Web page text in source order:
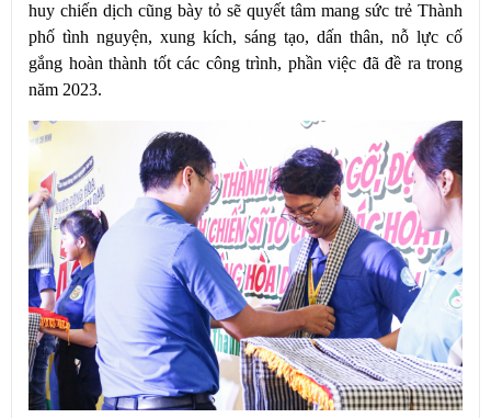
huy chiến dịch cũng bày tỏ sẽ quyết tâm mang sức trẻ Thành
phố tình nguyện, xung kích, sáng tạo, dấn thân, nỗ lực cố
gắng hoàn thành tốt các công trình, phần việc đã đề ra trong
năm 2023.